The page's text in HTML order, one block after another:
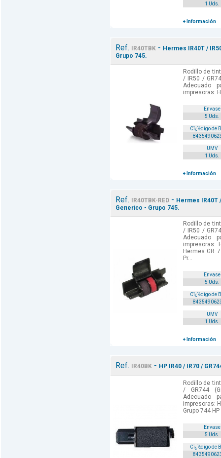
1 Uds.
+ Información
Ref. IR40TBK- Hermes IR40T /
Grupo 745.
Rodillo de
/ IR50 /
Adecuado
impresoras:
Envase
5 Uds.
Cï¿½digo de
UMV
1 Uds.
+ Información
Ref. IR40TBK-RED- Hermes IR40T
Generico - Grupo 745.
Rodillo de
/ IR50 /
Adecuado
impresoras:
Hermes GR
Pr...
Envase
5 Uds.
Cï¿½digo de
UMV
1 Uds.
+ Información
Ref. IR40BK- HP IR40 / IR70 /
Rodillo de
/ GR744
Adecuado
impresoras:
Grupo 744
Envase
5 Uds.
Cï¿½digo de